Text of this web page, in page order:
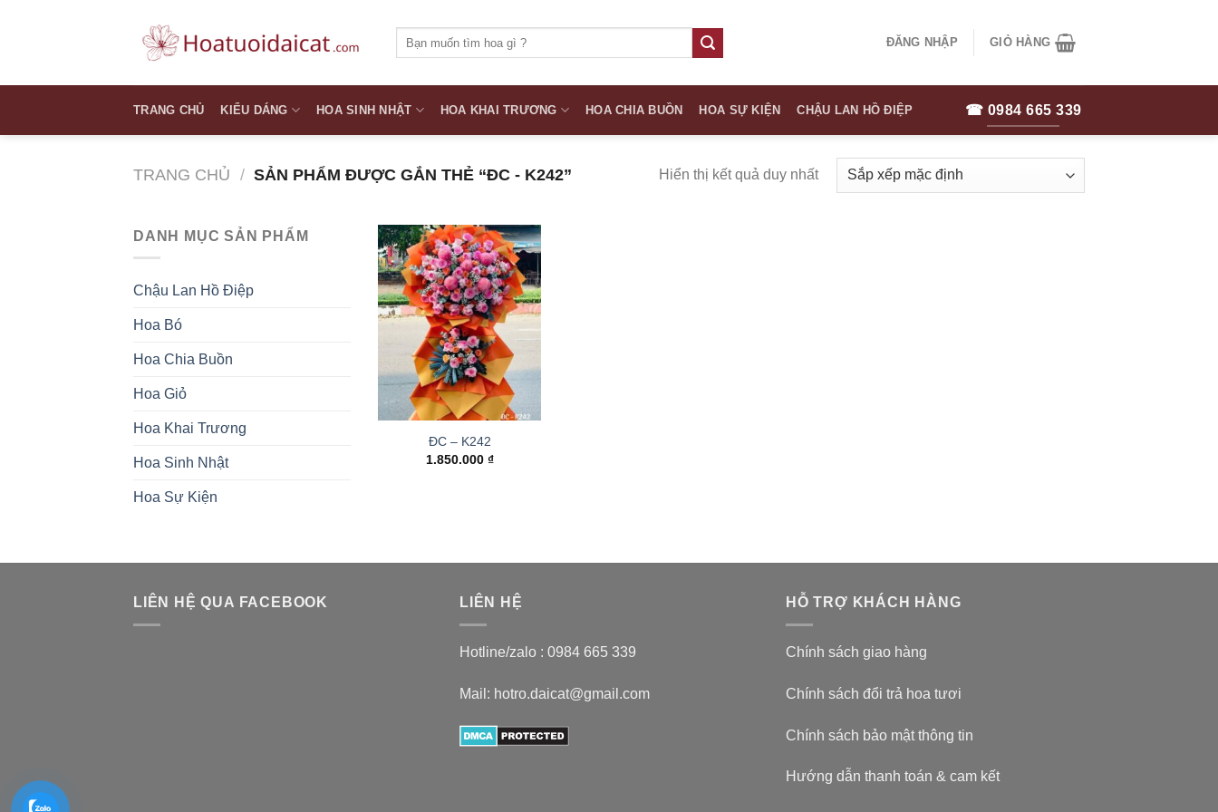
kiếm:
ĐĂNG NHẬP GIỎ HÀNG
TRANG CHỦ KIỂU DÁNG HOA SINH NHẬT HOA KHAI TRƯƠNG HOA CHIA BUỒN HOA SỰ KIỆN CHẬU LAN HỒ ĐIỆP ☎ 0984 665 339
TRANG CHỦ / SẢN PHẨM ĐƯỢC GẮN THẺ “ĐC - K242” Hiển thị kết quả duy nhất
DANH MỤC SẢN PHẨM
Chậu Lan Hồ Điệp
Hoa Bó
Hoa Chia Buồn
Hoa Giỏ
Hoa Khai Trương
Hoa Sinh Nhật
Hoa Sự Kiện
ĐC – K242
1.850.000 ₫
LIÊN HỆ QUA FACEBOOK LIÊN HỆ
Hotline/zalo : 0984 665 339
Mail: hotro.daicat@gmail.com
HỖ TRỢ KHÁCH HÀNG
Chính sách giao hàng
Chính sách đổi trả hoa tươi
Chính sách bảo mật thông tin
Hướng dẫn thanh toán & cam kết